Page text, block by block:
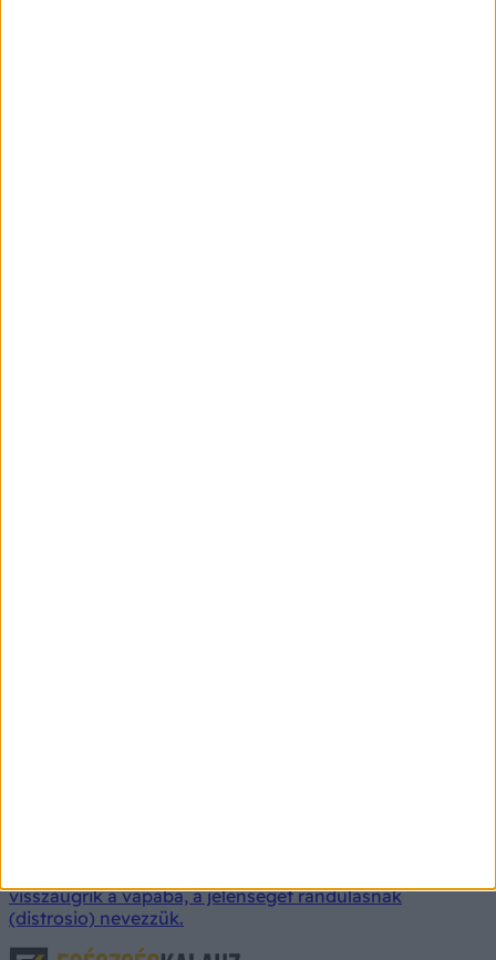
visszaugrik a vápába, a jelenséget rándulásnak
(distrosio) nevezzük.